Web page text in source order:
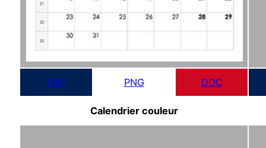
PDF PNG DOC
Сalendrier couleur